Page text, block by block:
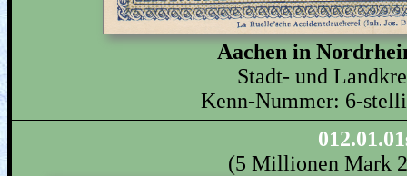
Aachen in
Stadt- und
Kenn-Nummer: 6-
(5 Millionen Mark